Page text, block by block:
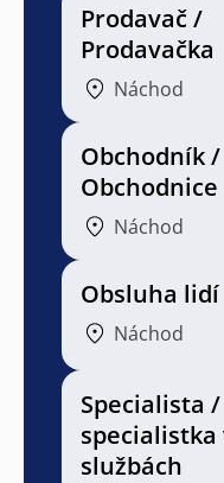
Prodavač /
Prodavačka
Náchod
Obchodník /
Obchodnice
Náchod
Obsluha lidí
Náchod
Specialista /
specialistka
službách